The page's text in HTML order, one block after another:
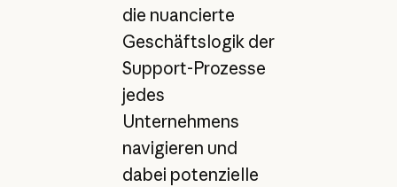
die nuancierte
Geschäftslogik der
Support-Prozesse
jedes
Unternehmens
navigieren und
dabei potenzielle